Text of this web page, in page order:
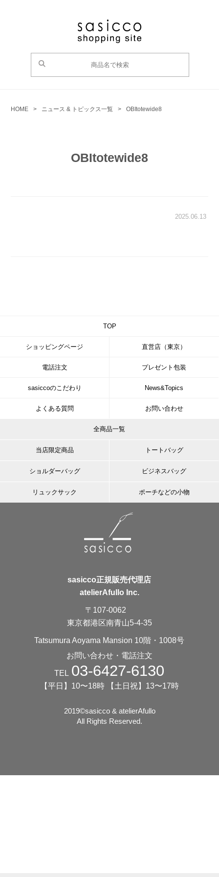
HOME > ニュース & トピックス一覧 > OBItotewide8
OBItotewide8
2025.06.13
TOP
ショッピングページ 直営店（東京）
電話注文 プレゼント包装
sasiccoのこだわり News&Topics
よくある質問 お問い合わせ
全商品一覧
当店限定商品 トートバッグ
ショルダーバッグ ビジネスバッグ
リュックサック ポーチなどの小物
sasicco正規販売代理店
atelierAfullo Inc.
〒107-0062
東京都港区南青山5-4-35
Tatsumura Aoyama Mansion 10階・1008号
お問い合わせ・電話注文
TEL 03-6427-6130
【平日】10〜18時 【土日祝】13〜17時
2019©️sasicco & atelierAfullo
All Rights Reserved.